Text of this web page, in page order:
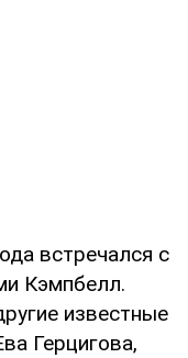
встречался с
Кэмпбелл.
известные
Герцигова,